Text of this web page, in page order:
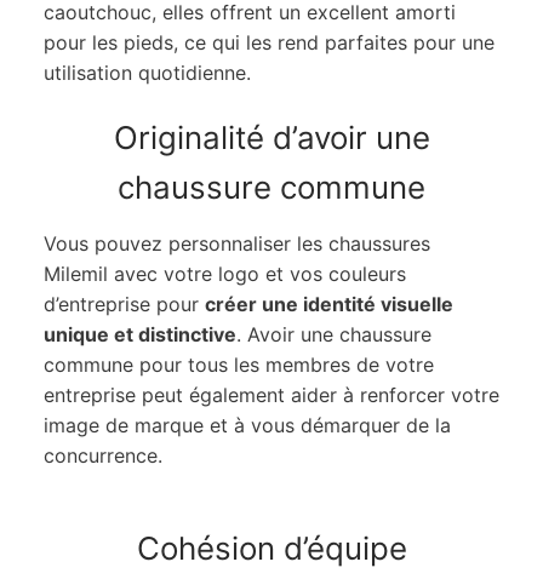
caoutchouc, elles offrent un excellent amorti
pour les pieds, ce qui les rend parfaites pour une
utilisation quotidienne.
Originalité d’avoir une
chaussure commune
Vous pouvez personnaliser les chaussures
Milemil avec votre logo et vos couleurs
d’entreprise pour créer une identité visuelle
unique et distinctive. Avoir une chaussure
commune pour tous les membres de votre
entreprise peut également aider à renforcer votre
image de marque et à vous démarquer de la
concurrence.
Cohésion d’équipe